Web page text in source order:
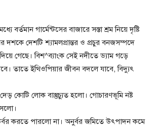
গার্মেন্টসের বাজারে সস্তা শ্রম নিয়ে দৃষ্টি
দশকে দেশটি শ্যামলপ্রান্তর ও প্রচুর বনজসম্পদে
গেছে। বিশ^ব্যাংক সেই নদীতে ড্যাম গড়ে
তাতে ইথিওপিয়ার জীবন বদলে যাবে, বিদ্যুৎ
কোটি লোক বাস্তুচ্যুত হলো। গোচারণভূমি নষ্ট
করতে পারলো না। অনুর্বর জমিতে উৎপাদন কমে